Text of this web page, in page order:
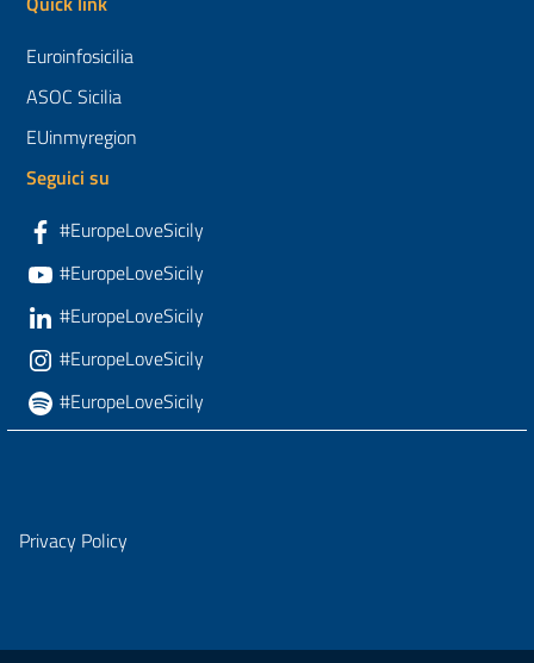
Euroinfosicilia
ASOC Sicilia
EUinmyregion
Seguici su
#EuropeLoveSicily
#EuropeLoveSicily
#EuropeLoveSicily
#EuropeLoveSicily
#EuropeLoveSicily
Privacy Policy